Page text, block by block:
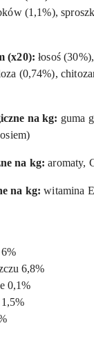
(1,1%),
(x20): łosoś
(0,74%),
na kg: guma
na kg: aromaty,
na kg: witamina
6,8%
0,1%